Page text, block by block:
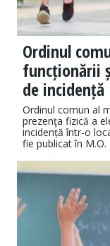
Ordinul
funcționării
de incidență
Ordinul comun al
prezenţa fizică a
incidență într-o
fie publicat în M.O.